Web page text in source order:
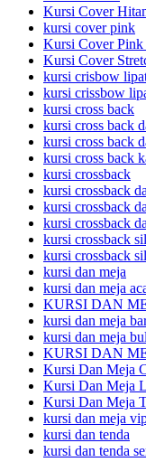
Kursi Cover
kursi cover pink
Kursi Cover Pink
Kursi Cover
kursi crisbow
kursi crissbow
kursi cross back
kursi cross back
kursi cross back
kursi cross back
kursi crossback
kursi crossback
kursi crossback
kursi crossback
kursi crossback
kursi crossback
kursi dan meja
kursi dan meja
KURSI DAN
kursi dan meja
kursi dan meja
KURSI DAN
Kursi Dan Meja
Kursi Dan Meja
Kursi Dan Meja
kursi dan meja
kursi dan tenda
kursi dan tenda